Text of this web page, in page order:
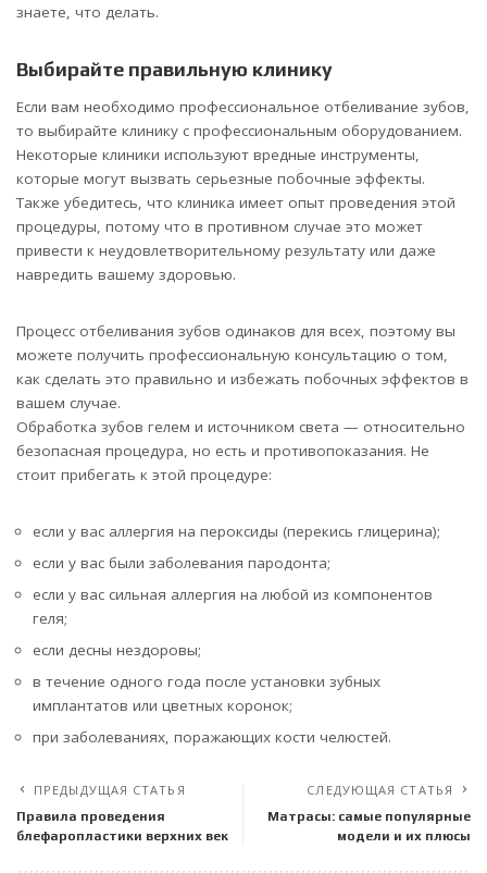
знаете, что делать.
Выбирайте правильную клинику
Если вам необходимо профессиональное отбеливание зубов,
то выбирайте клинику с профессиональным оборудованием.
Некоторые клиники используют вредные инструменты,
которые могут вызвать серьезные побочные эффекты.
Также убедитесь, что клиника имеет опыт проведения этой
процедуры, потому что в противном случае это может
привести к неудовлетворительному результату или даже
навредить вашему здоровью.
Процесс отбеливания зубов одинаков для всех, поэтому вы
можете получить профессиональную консультацию о том,
как сделать это правильно и избежать побочных эффектов в
вашем случае.
Обработка зубов гелем и источником света — относительно
безопасная процедура, но есть и противопоказания. Не
стоит прибегать к этой процедуре:
если у вас аллергия на пероксиды (перекись глицерина);
если у вас были заболевания пародонта;
если у вас сильная аллергия на любой из компонентов
геля;
если десны нездоровы;
в течение одного года после установки зубных
имплантатов или цветных коронок;
при заболеваниях, поражающих кости челюстей.
ПРЕДЫДУЩАЯ СТАТЬЯ
Правила проведения
блефаропластики верхних век
СЛЕДУЮЩАЯ СТАТЬЯ
Матрасы: самые популярные
модели и их плюсы